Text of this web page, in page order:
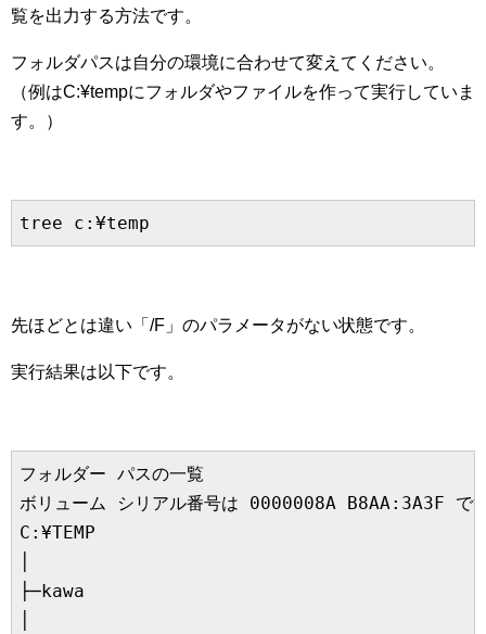
覧を出力する方法です。
フォルダパスは自分の環境に合わせて変えてください。
（例はC:¥tempにフォルダやファイルを作って実行していま
す。）
先ほどとは違い「/F」のパラメータがない状態です。
実行結果は以下です。
フォルダー パスの一覧
ボリューム シリアル番号は 0000008A B8AA:3A3F で
C:¥TEMP
├─kawa